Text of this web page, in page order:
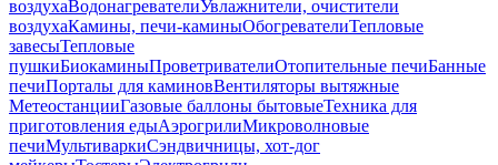
воздухаВодонагревателиУвлажнители, очистители
воздухаКамины, печи-каминыОбогревателиТепловые
завесыТепловые
пушкиБиокаминыПроветривателиОтопительные печиБанные
печиПорталы для каминовВентиляторы вытяжные
МетеостанцииГазовые баллоны бытовыеТехника для
приготовления едыАэрогрилиМикроволновые
печиМультиваркиСэндвичницы, хот-дог